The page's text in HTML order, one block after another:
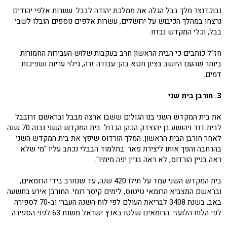
נבוכדנצר מלך בבל הגלה את ממלכת יהודה לבבל. עשרות אלפי יהודים
נרצחו במהלך הכיבוש על ירושלים, עשרות אלפים נוספים הובלו לשבי
בבל, וכלי המקדש נבזזו.
חז"ל כותבים כי הבית הראשון חרב בעקבות שלוש העבירות החמורות
ביותר שהעם היושב בציון חטא בהן: עבודה זרה, גילוי עריות ושפיכות
דמים.
3. חורבן בית שני
את בית המקדש השני בנו הגולים ששבו ארצה מבבל ובראשם זרובבל
לבית דוד ויהושע בן יהוצדק הכהן הגדול. בית המקדש השני נבנה 70 שנה
לאחר חורבן הבית הראשון. המלך הורדוס שיפץ את בית המקדש השני
בהרחבה והפך אותו ליצירת פאר. בתלמוד הבבלי נכתב עליו "מי שלא
ראה בניין הורדוס, לא ראה בניין יפה מימיו".
בית המקדש השני עמד על תילו 420 שנה, עד שנחרב בידי הרומאים,
ובראשם המצביא הרומאי טיטוס, לימים קיסר רומי. החורבן אירע בתשעה
באב, בשנת 3408 לבריאת העולם לפי לוח השנה העברי וב-70 לספירה
לפי הלוח הלועזי. הרומאים שלטו בארץ ישראל משנת ‏63 לפני הספירה.